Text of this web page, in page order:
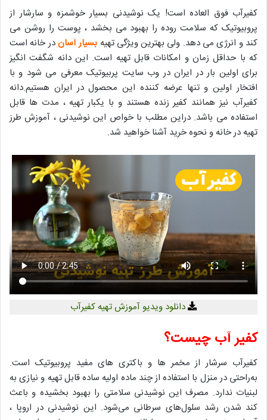
کفیرآب فوق العاده است! یک نوشیدنی بسیار خوشمزه و سارشار از
پروبیوتیک که سلامت روده را بهبود می بخشد ، پوست را روشن می
کند و انرژی می دهد. ولی بهترین ویژگی تهیه بسیار آساندر خانه است
که با حداقل زمان و امکانات قابل تهیه است. این دانه شگفت انگیز
برای اولین بار در ایران در وب سایت پربیوتیک معرفی می شود و با
افتخار اولین و تنها عرضه کننده این محصول در ایران هستیم.دانه
کفیرآب نیز همانند کفیر زنده هستند و با یکبار تهیه ، مدت ها قابل
استفاده می باشد. دراین مطلب با خواص این نوشیدنی ، آموزش طرز
تهیه در خانه و نحوه خرید آشنا خواهید شد.
دانلود ویدیو آموزش تهیه کفیرآب
کفیر آب چیست؟
کفیرآب سرشار از مخمر ها و باکتری های مفید پروبیوتیک است.
به‌راحتی در منزل با استفاده از چند ماده اولیه ساده قابل تهیه و نیازی به
لبنیات ندارد. مصرف این نوشیدنی سلامتی را بهبود بخشیده و باعث
کند شدن رشد سلول‌های سرطانی می‌شود. این نوشیدنی در اروپا ،